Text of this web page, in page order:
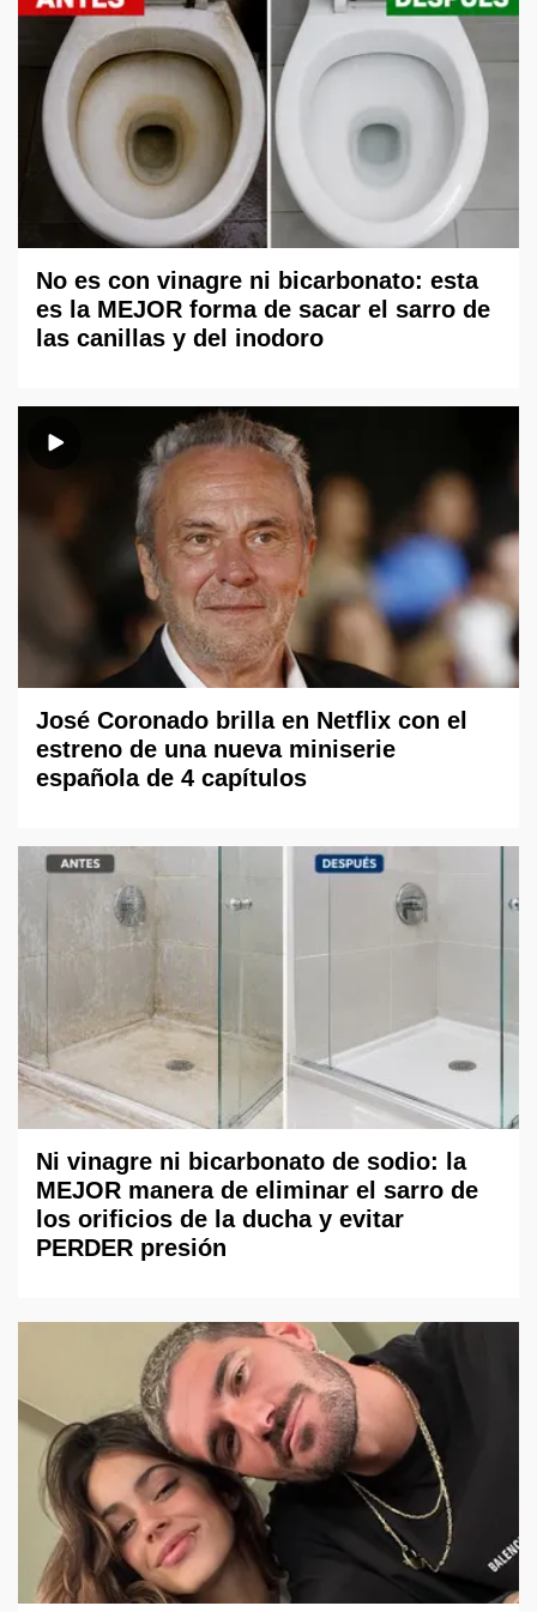
No es con vinagre ni bicarbonato: esta
es la MEJOR forma de sacar el sarro de
las canillas y del inodoro
José Coronado brilla en Netflix con el
estreno de una nueva miniserie
española de 4 capítulos
Ni vinagre ni bicarbonato de sodio: la
MEJOR manera de eliminar el sarro de
los orificios de la ducha y evitar
PERDER presión